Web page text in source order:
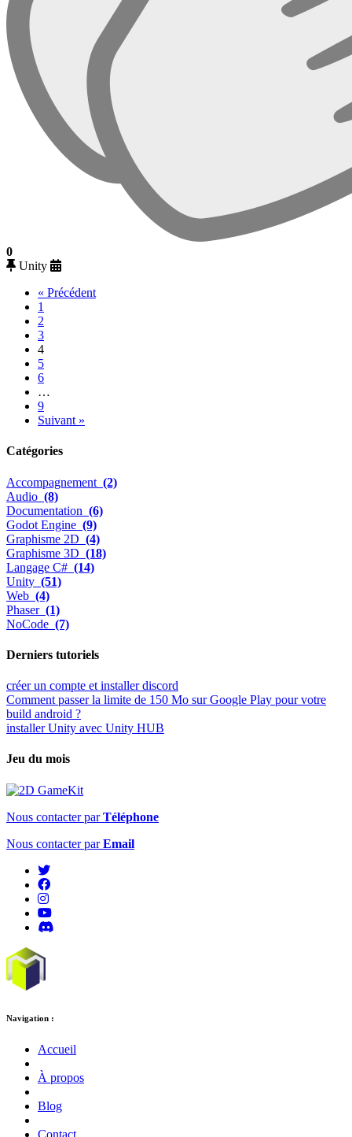
0
Unity
« Précédent
1
2
3
4
5
6
…
9
Suivant »
Catégories
Accompagnement (2)
Audio (8)
Documentation (6)
Godot Engine (9)
Graphisme 2D (4)
Graphisme 3D (18)
Langage C# (14)
Unity (51)
Web (4)
Phaser (1)
NoCode (7)
Derniers tutoriels
créer un compte et installer discord
Comment passer la limite de 150 Mo sur Google Play pour votre
build android ?
installer Unity avec Unity HUB
Jeu du mois
Nous contacter parTéléphone
Nous contacter parEmail
Navigation :
Accueil
À propos
Blog
Contact